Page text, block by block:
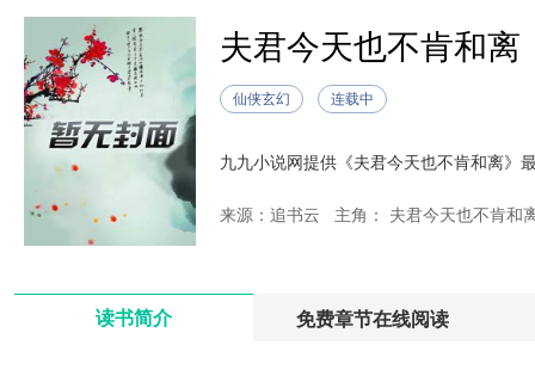
夫君今天也不肯和离
仙侠玄幻 连载中
来源：追书云 主角： 夫君今天也不肯和
读书简介 免费章节在线阅读